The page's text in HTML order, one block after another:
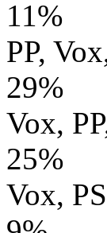
11%
PP,
29%
Vox,
25%
Vox,